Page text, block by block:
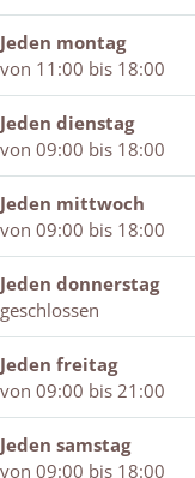
i
t
i
n
o
C
r
i
s
t
i
a
n
o
i
s
t
i
a
n
o
r
b
e
r
s
h
o
p
C
r
i
s
t
i
a
o
Jeden montag
von 11:00 bis 18:00
Jeden dienstag
von 09:00 bis 18:00
Jeden mittwoch
von 09:00 bis 18:00
Jeden donnerstag
geschlossen
Jeden freitag
von 09:00 bis 21:00
Jeden samstag
von 09:00 bis 18:00